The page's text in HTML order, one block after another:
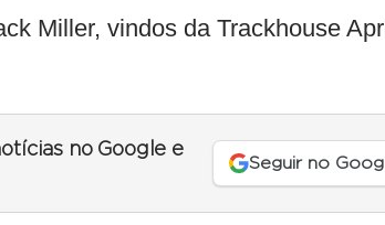
Miller, vindos da Trackhouse
no Google e
Seguir no